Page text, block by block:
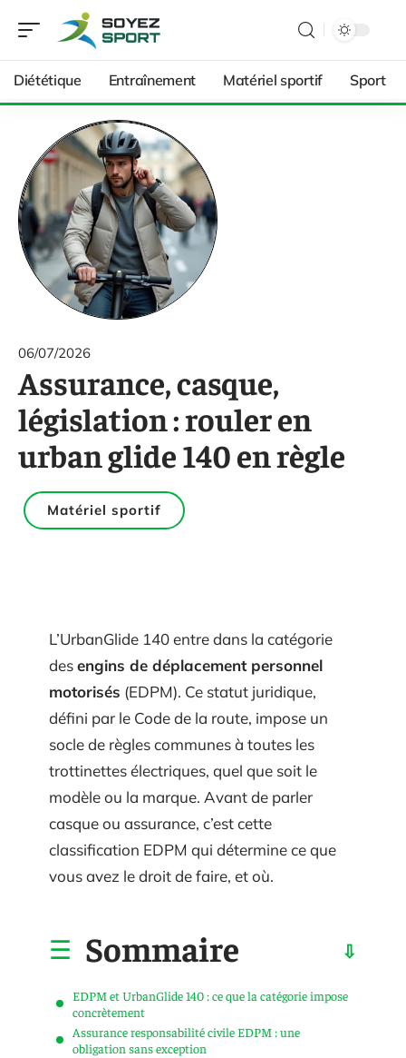
Diététique Entraînement Matériel sportif Sport
06/07/2026
Assurance, casque,
législation : rouler en
urban glide 140 en règle
Matériel sportif
L’UrbanGlide 140 entre dans la catégorie
desengins de déplacement personnel
motorisés (EDPM). Ce statut juridique,
défini par le Code de la route, impose un
socle de règles communes à toutes les
trottinettes électriques, quel que soit le
modèle ou la marque. Avant de parler
casque ou assurance, c’est cette
classification EDPM qui détermine ce que
vous avez le droit de faire, et où.
Sommaire
EDPM et UrbanGlide 140 : ce que la catégorie impose
concrètement
Assurance responsabilité civile EDPM : une
obligation sans exception